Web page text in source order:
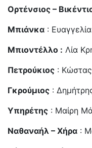
Ορτένσιος –
Μπιάνκα :
Μπιοντέλλο : Λία
Πετρούκιος :
Γκρούμιος :
Υπηρέτης : Μαίρη
Ναθαναήλ – Χήρα :